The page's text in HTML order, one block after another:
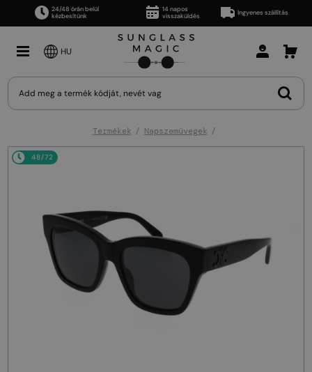
24/48 órán belül
kézbesítünk
14 napos
visszaküldés
Ingyenes szállítás
HU
Termékek Napszemüvegek
48/72